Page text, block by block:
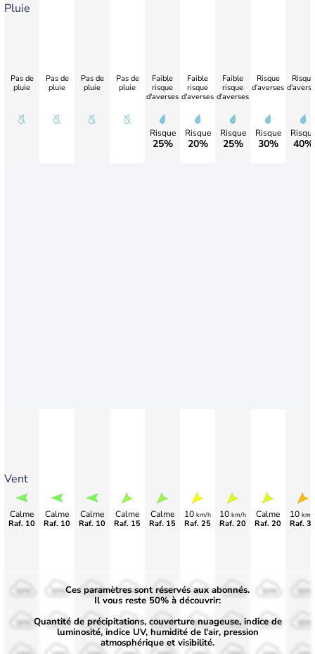
Pluie
Vent
Pas de
pluie
Calme
Raf. 10
Pas de
pluie
Calme
Raf. 10
Pas de
pluie
Calme
Raf. 10
Pas de
pluie
Calme
Raf. 15
Faible
risque
d'averses
Risque
25%
Calme
Raf. 15
Faible
risque
d'averses
Risque
20%
10 km/h
Raf. 25
Faible
risque
d'averses
Risque
25%
10 km/h
Raf. 20
Risque
d'averses
Risque
30%
Calme
Raf. 20
Risque
40%
10 km/
>65
50%
30%
50%
30%
50%
30%
50%
30%
50%
30%
50%
30%
50%
30%
Ces paramètres sont réservés aux abonnés.
Il vous reste 50% à découvrir:
Quantité de précipitations, couverture nuageuse, indice de
luminosité, indice UV, humidité de l'air, pression
atmosphérique et visibilité.